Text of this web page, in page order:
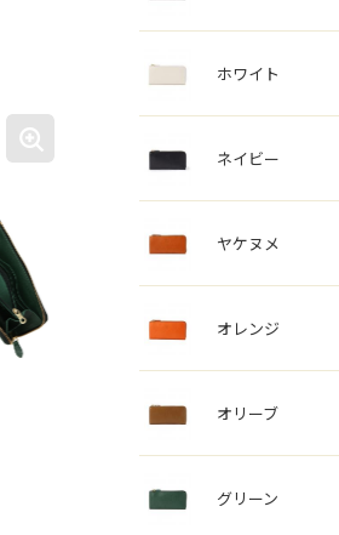
ホワイト
ネイビー
ヤケヌメ
オレンジ
オリーブ
グリーン